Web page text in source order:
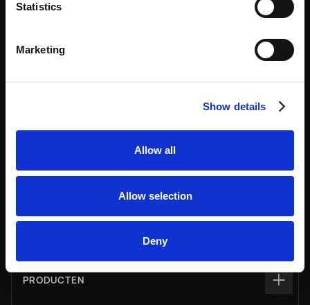
Statistics
Marketing
Show details
Allow all
Allow selection
Deny
Betalen & Opslaan
Opslag voor persoonlijk en personeel
Slimme verkoop- & distributiediensten
PRODUCTEN